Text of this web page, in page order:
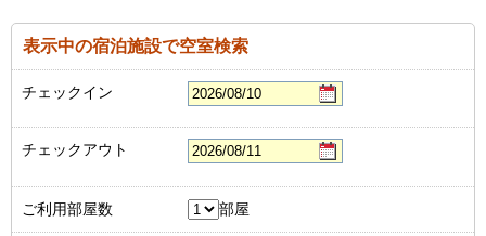
表示中の宿泊施設で空室検索
チェックイン
チェックアウト
ご利用部屋数 部屋